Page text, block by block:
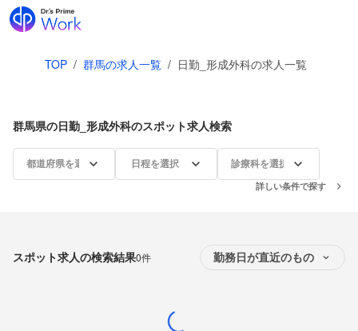
TOP / 群馬の求人一覧 / 日勤_形成外科の求人一覧
群馬県の日勤_形成外科のスポット求人検索
都道府県を選択 日程を選択 診療科を選択
詳しい条件で探す
スポット求人の検索結果0件 勤務日が直近のもの
Loading...